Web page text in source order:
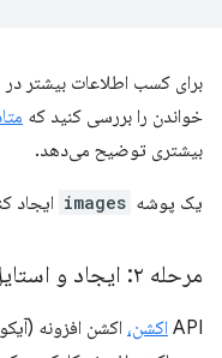
برای کسب اطلاعات بیشتر
خواندن را بررسی کنید که
بیشتری توضیح می‌دهد.
یک پوشه images ایجاد
مرحله ۲: ایجاد و استایل‌دهی به پنجره پاپ‌آپ
API اکشن، اکشن افزونه